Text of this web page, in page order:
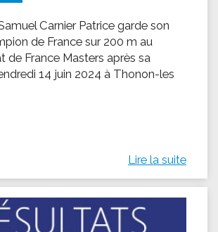
Carnier Patrice garde son
de France sur 200 m au
de France Masters après sa
14 juin 2024 à Thonon-les
Lire la suite